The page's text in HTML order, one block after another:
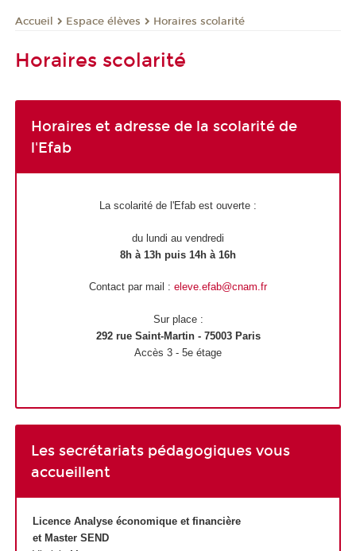
Accueil Espace élèves Horaires scolarité
Horaires scolarité
Horaires et adresse de la scolarité de
l'Efab
La scolarité de l'Efab est ouverte :
du lundi au vendredi
8h à 13h puis 14h à 16h
Contact par mail : eleve.efab@cnam.fr
Sur place :
292 rue Saint-Martin - 75003 Paris
Accès 3 - 5e étage
Les secrétariats pédagogiques vous
accueillent
Licence Analyse économique et financière
et Master SEND